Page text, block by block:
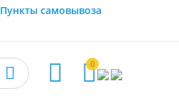
Пункты самовывоза
0


